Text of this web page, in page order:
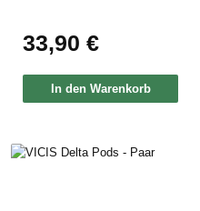
Regulärer Preis:
33,90 €
In den Warenkorb